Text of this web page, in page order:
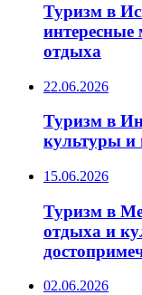
Туризм в
отдыха
22.06.2026
Туризм в
культуры и
15.06.2026
Туризм в
отдыха и
02.06.2026